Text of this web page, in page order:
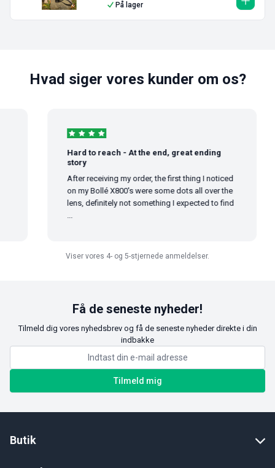
På lager
Hvad siger vores kunder om os?
Hard to reach - At the end, great ending
story
After receiving my order, the first thing I noticed
on my Bollé X800's were some dots all over the
lens, definitely not something I expected to find
Viser vores 4- og 5-stjernede anmeldelser.
Få de seneste nyheder!
Tilmeld dig vores nyhedsbrev og få de seneste nyheder direkte i din
indbakke
Tilmeld mig
Butik